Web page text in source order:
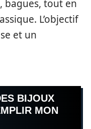
bagues, tout en
L’objectif
et un
BIJOUX
MON